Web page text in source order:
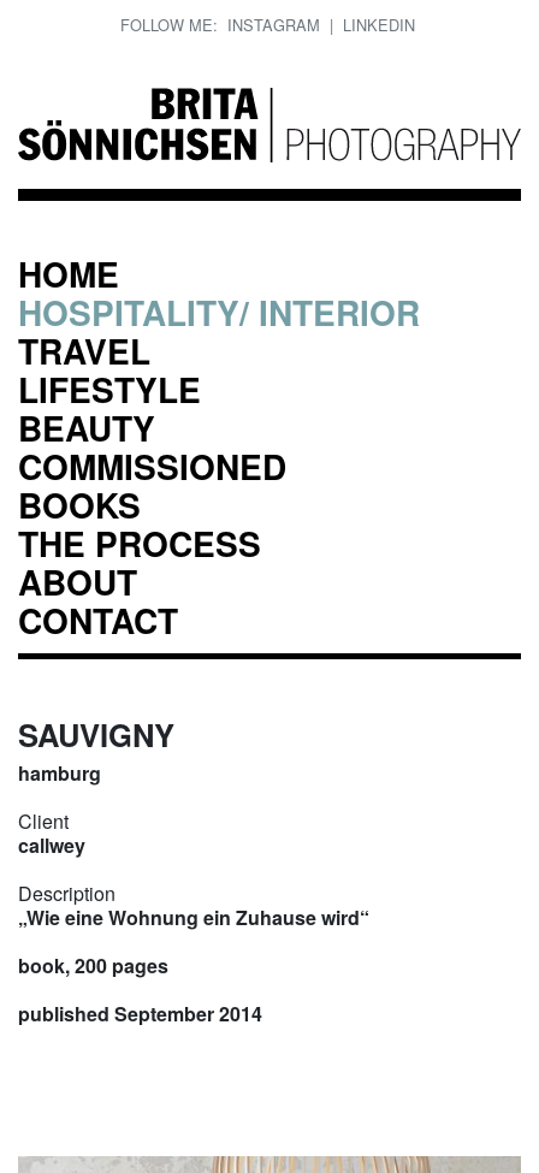
FOLLOW ME: INSTAGRAM | LINKEDIN
HOME
HOSPITALITY/ INTERIOR
TRAVEL
LIFESTYLE
BEAUTY
COMMISSIONED
BOOKS
THE PROCESS
ABOUT
CONTACT
SAUVIGNY
hamburg
Client
callwey
Description
„Wie eine Wohnung ein Zuhause wird“
book, 200 pages
published September 2014